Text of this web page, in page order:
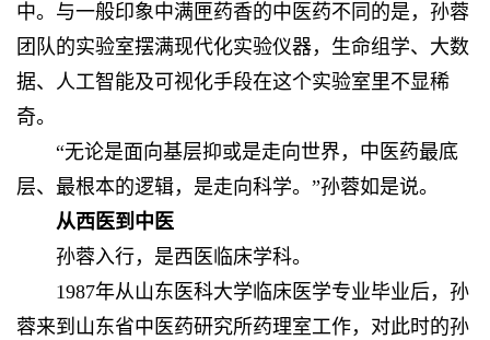
中。与一般印象中满匣药香的中医药不同的是，孙蓉
团队的实验室摆满现代化实验仪器，生命组学、大数
据、人工智能及可视化手段在这个实验室里不显稀
奇。
“无论是面向基层抑或是走向世界，中医药最底
层、最根本的逻辑，是走向科学。”孙蓉如是说。
从西医到中医
孙蓉入行，是西医临床学科。
1987年从山东医科大学临床医学专业毕业后，孙
蓉来到山东省中医药研究所药理室工作，对此时的孙